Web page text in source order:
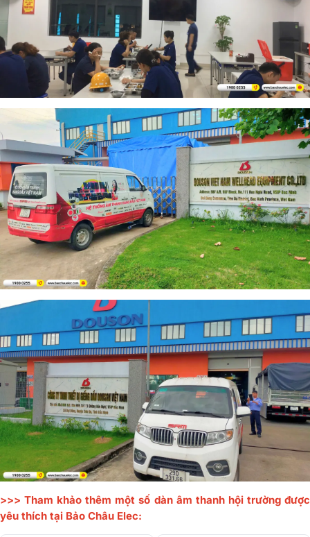
>>> Tham khảo thêm một số dàn âm thanh hội trường được
yêu thích tại Bảo Châu Elec: